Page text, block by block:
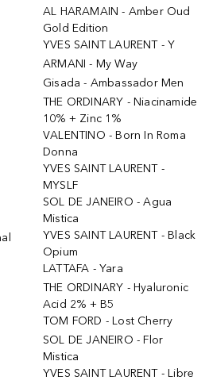
AL HARAMAIN - Amber Oud
Gold Edition
YVES SAINT LAURENT - Y
ARMANI - My Way
Gisada - Ambassador Men
THE ORDINARY - Niacinamide
10% + Zinc 1%
VALENTINO - Born In Roma
Donna
YVES SAINT LAURENT -
MYSLF
SOL DE JANEIRO - Agua
Mistica
YVES SAINT LAURENT - Black
Opium
LATTAFA - Yara
THE ORDINARY - Hyaluronic
Acid 2% + B5
TOM FORD - Lost Cherry
SOL DE JANEIRO - Flor
Mistica
YVES SAINT LAURENT - Libre